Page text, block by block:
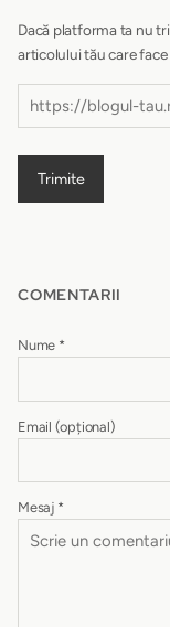
Dacă platforma ta nu
articolului tău care face
Trimite
COMENTARII
Nume *
Email (opțional)
Mesaj *